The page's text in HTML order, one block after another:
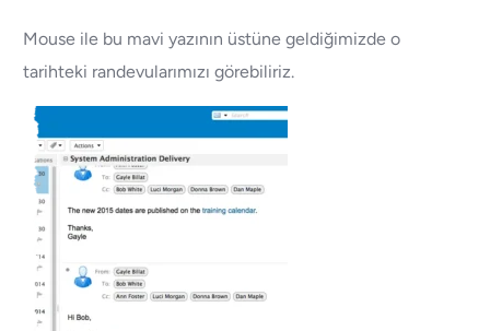
Mouse ile bu mavi yazının üstüne geldiğimizde o
tarihteki randevularımızı görebiliriz.